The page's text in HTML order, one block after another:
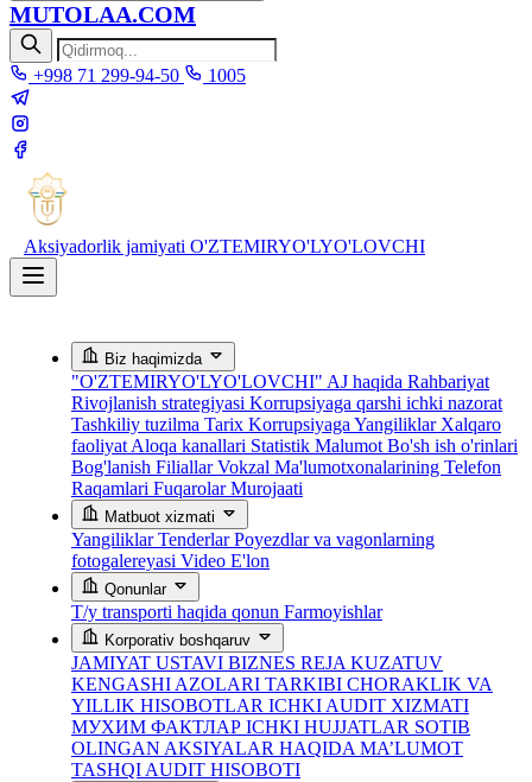
MUTOLAA.COM
+998 71 299-94-50 1005
Aksiyadorlik jamiyati O'ZTEMIRYO'LYO'LOVCHI
Biz haqimizda
"O'ZTEMIRYO'LYO'LOVCHI" AJ haqida Rahbariyat
Rivojlanish strategiyasi Korrupsiyaga qarshi ichki nazorat
Tashkiliy tuzilma Tarix Korrupsiyaga Yangiliklar Xalqaro
faoliyat Aloqa kanallari Statistik Malumot Bo'sh ish o'rinlari
Bog'lanish FiliallarVokzal Ma'lumotxonalarining Telefon
Raqamlari Fuqarolar Murojaati
Matbuot xizmati
YangiliklarTenderlarPoyezdlar va vagonlarning
fotogalereyasi Video E'lon
Qonunlar
T/y transporti haqida qonun Farmoyishlar
Korporativ boshqaruv
JAMIYAT USTAVI BIZNES REJA KUZATUV
KENGASHI AZOLARI TARKIBI CHORAKLIK VA
YILLIK HISOBOTLAR ICHKI AUDIT XIZMATI
МУХИМ ФАКТЛАР ICHKI HUJJATLAR SOTIB
OLINGAN AKSIYALAR HAQIDA MA’LUMOT
TASHQI AUDIT HISOBOTI